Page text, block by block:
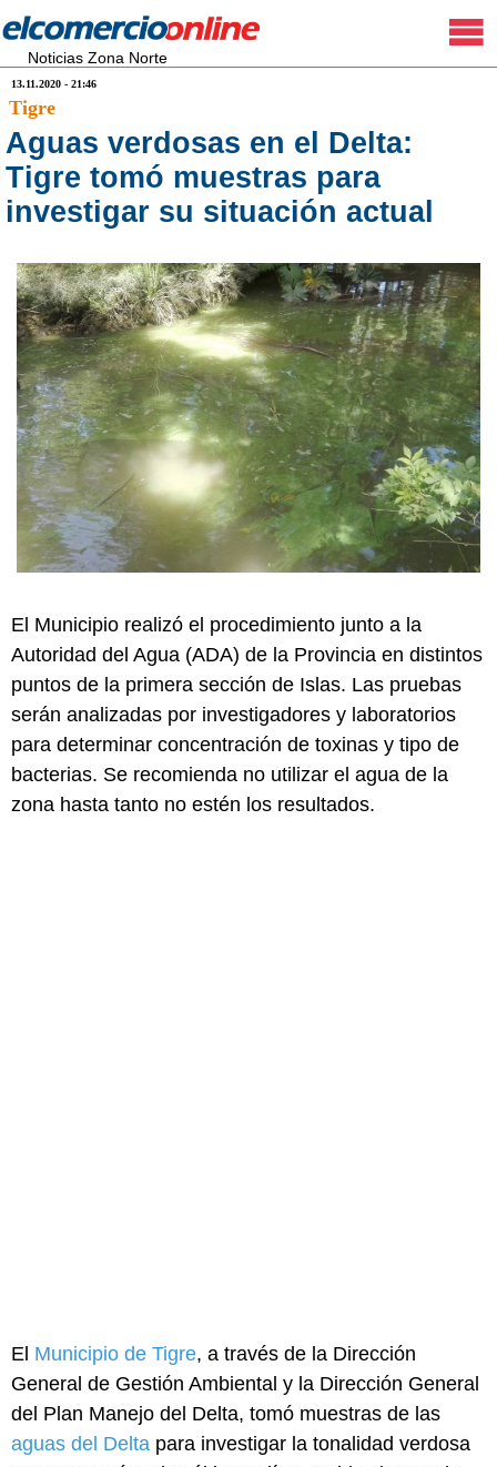
Noticias Zona Norte
13.11.2020 - 21:46
Tigre
Aguas verdosas en el Delta:
Tigre tomó muestras para
investigar su situación actual
El Municipio realizó el procedimiento junto a la
Autoridad del Agua (ADA) de la Provincia en distintos
puntos de la primera sección de Islas. Las pruebas
serán analizadas por investigadores y laboratorios
para determinar concentración de toxinas y tipo de
bacterias. Se recomienda no utilizar el agua de la
zona hasta tanto no estén los resultados.
El Municipio de Tigre, a través de la Dirección
General de Gestión Ambiental y la Dirección General
del Plan Manejo del Delta, tomó muestras de las
aguas del Delta para investigar la tonalidad verdosa